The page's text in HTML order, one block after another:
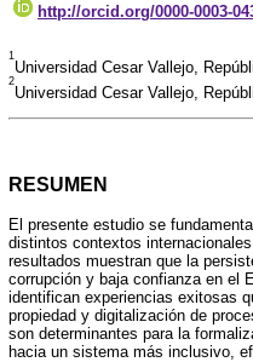
http://orcid.org/0000-0003-
1
Universidad Cesar Vallejo,
2
Universidad Cesar Vallejo,
RESUMEN
El presente estudio se
distintos contextos
resultados muestran que la
corrupción y baja confianza en el
identifican experiencias exitosas
propiedad y digitalización de
son determinantes para la
hacia un sistema más inclusivo,